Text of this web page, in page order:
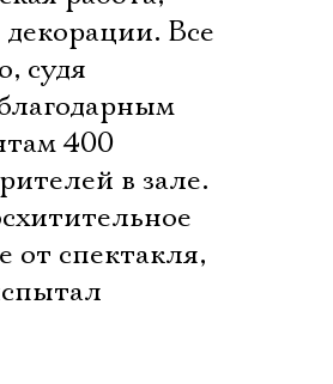
Все
судя
400
в зале.
от спектакля,